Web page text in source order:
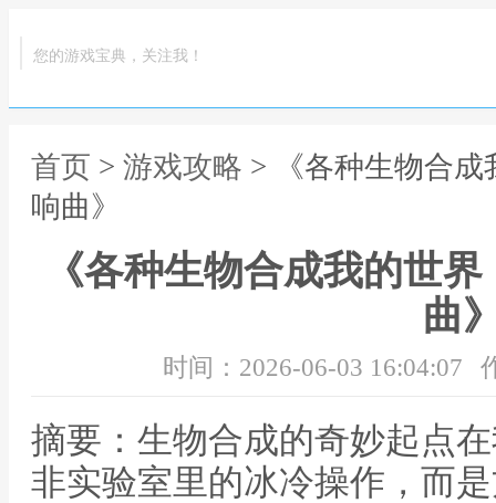
您的游戏宝典，关注我！
首页 > 游戏攻略 > 《各种生物合
响曲》
《各种生物合成我的世
曲
时间：2026-06-03 16:04:07
摘要：生物合成的奇妙起点
非实验室里的冰冷操作，而